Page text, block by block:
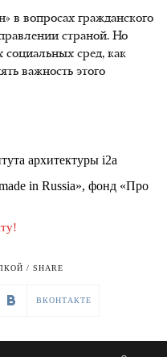
вопросах гражданского
страной. Но
социальных сред, как
важность этого
архитектуры i2a
in Russia», фонд «Про
/ SHARE
ВКОНТАКТЕ